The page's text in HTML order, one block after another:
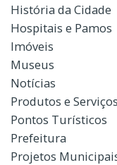
História da Cidade
Hospitais e Pamos
Imóveis
Museus
Notícias
Produtos e Serviços
Pontos Turísticos
Prefeitura
Projetos